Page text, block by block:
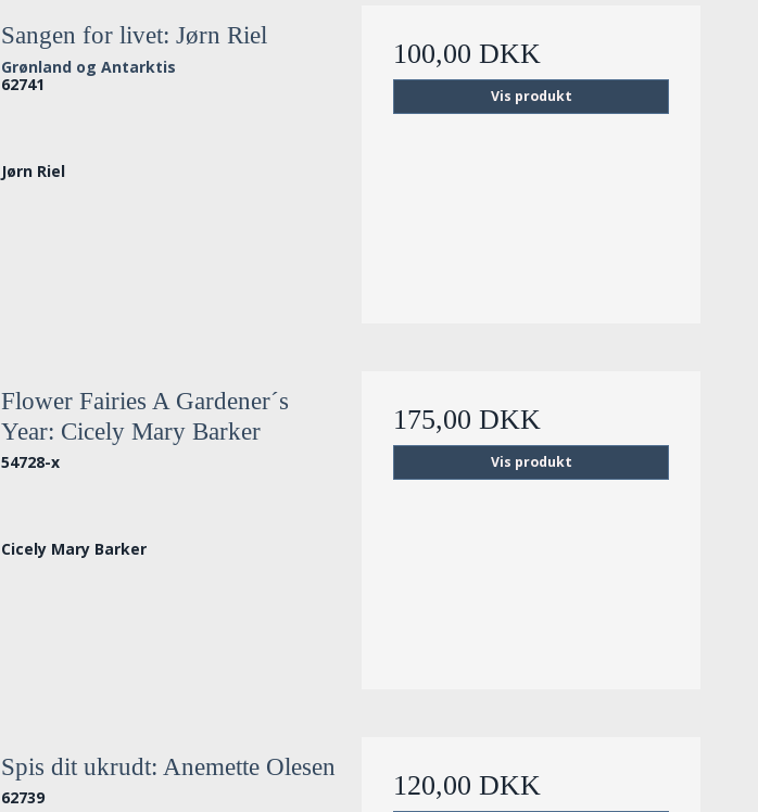
Sangen for livet: Jørn Riel
Grønland og Antarktis
62741
Jørn Riel
100,00 DKK
Vis produkt
Flower Fairies A Gardener´s
Year: Cicely Mary Barker
54728-x
Cicely Mary Barker
175,00 DKK
Vis produkt
Spis dit ukrudt: Anemette Olesen
62739 120,00 DKK